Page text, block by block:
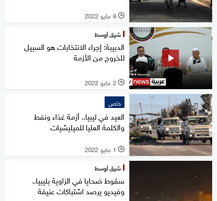
l 8 مايو 2022
شرق أوسط
الدبيبة: إجراء الانتخابات هو السبيل
للخروج من الأزمة
l 2 مايو 2022
خاص
العيد في ليبيا.. أزمة غذاء ونفط
والكلمة العليا للميليشيات
l 1 مايو 2022
شرق أوسط
سقوط ضحايا في الزاوية بليبيا..
وفيديو يرصد اشتباكات عنيفة